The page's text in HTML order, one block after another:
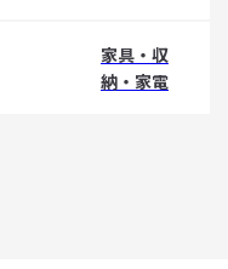
家具・収
納・家電